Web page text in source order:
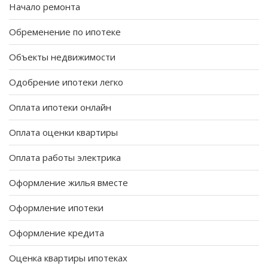
Начало ремонта
Обременение по ипотеке
Объекты недвижимости
Одобрение ипотеки легко
Оплата ипотеки онлайн
Оплата оценки квартиры
Оплата работы электрика
Оформление жилья вместе
Оформление ипотеки
Оформление кредита
Оценка квартиры ипотеках